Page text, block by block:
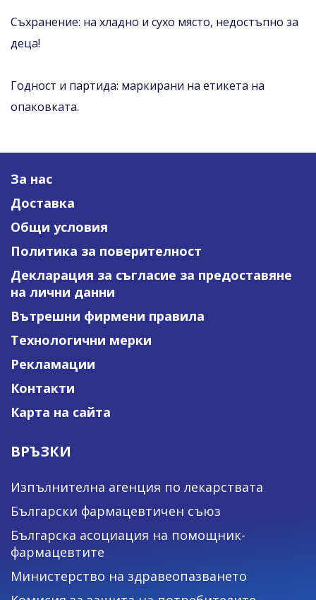
Съхранение: на хладно и сухо място, недостъпно за
деца!
Годност и партида: маркирани на етикета на
опаковката.
За нас
Доставка
Общи условия
Политика за поверителност
Декларация за съгласие за предоставяне
на лични данни
Вътрешни фирмени правила
Технологични мерки
Рекламации
Контакти
Карта на сайта
ВРЪЗКИ
Изпълнителна агенция по лекарствата
Български фармацевтичен съюз
Българска асоциация на помощник-
фармацевтите
Министерство на здравеопазването